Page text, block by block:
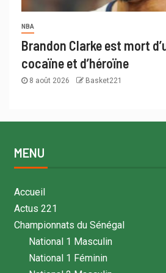
NBA
Brandon Clarke est mort
cocaïne et d’héroïne
8 août 2026 Basket221
MENU
Accueil
Actus 221
Championnats du Sénégal
National 1 Masculin
National 1 Féminin